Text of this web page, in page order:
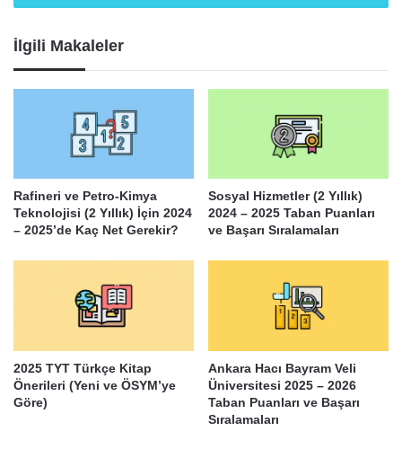
İlgili Makaleler
Rafineri ve Petro-Kimya
Teknolojisi (2 Yıllık) İçin 2024
– 2025’de Kaç Net Gerekir?
Sosyal Hizmetler (2 Yıllık)
2024 – 2025 Taban Puanları
ve Başarı Sıralamaları
2025 TYT Türkçe Kitap
Önerileri (Yeni ve ÖSYM’ye
Göre)
Ankara Hacı Bayram Veli
Üniversitesi 2025 – 2026
Taban Puanları ve Başarı
Sıralamaları